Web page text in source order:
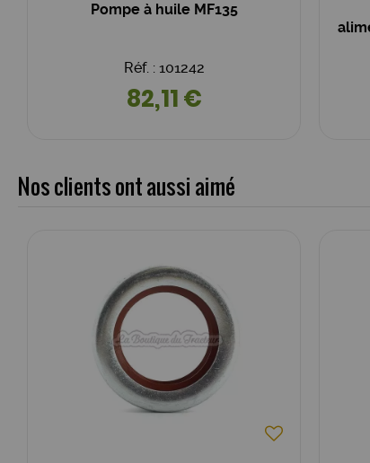
Pompe à huile MF135
Réf. : 101242
82,11 €
Nos clients ont aussi aimé